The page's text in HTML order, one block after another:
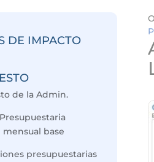
DE IMPACTO
de la Admin.
mensual base
presupuestarias